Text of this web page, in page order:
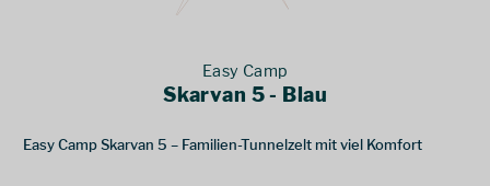
Easy Camp
Skarvan 5 - Blau
Easy Camp Skarvan 5 – Familien-Tunnelzelt mit viel Komfort